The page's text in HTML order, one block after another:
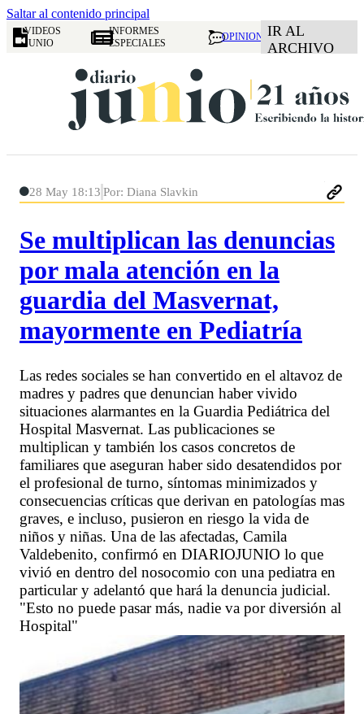
Saltar al contenido principal
VIDEOS
JUNIO
INFORMES
ESPECIALES
OPINION IR AL
ARCHIVO
28 May 18:13 Por: Diana Slavkin
Se multiplican las denuncias
por mala atención en la
guardia del Masvernat,
mayormente en Pediatría
Las redes sociales se han convertido en el altavoz de
madres y padres que denuncian haber vivido
situaciones alarmantes en la Guardia Pediátrica del
Hospital Masvernat. Las publicaciones se
multiplican y también los casos concretos de
familiares que aseguran haber sido desatendidos por
el profesional de turno, síntomas minimizados y
consecuencias críticas que derivan en patologías mas
graves, e incluso, pusieron en riesgo la vida de
niños y niñas. Una de las afectadas, Camila
Valdebenito, confirmó en DIARIOJUNIO lo que
vivió en dentro del nosocomio con una pediatra en
particular y adelantó que hará la denuncia judicial.
"Esto no puede pasar más, nadie va por diversión al
Hospital"